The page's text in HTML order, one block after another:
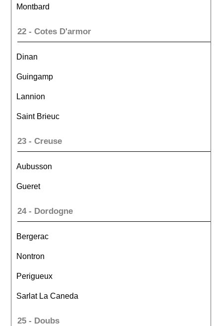
Montbard
22 - Cotes D'armor
Dinan
Guingamp
Lannion
Saint Brieuc
23 - Creuse
Aubusson
Gueret
24 - Dordogne
Bergerac
Nontron
Perigueux
Sarlat La Caneda
25 - Doubs